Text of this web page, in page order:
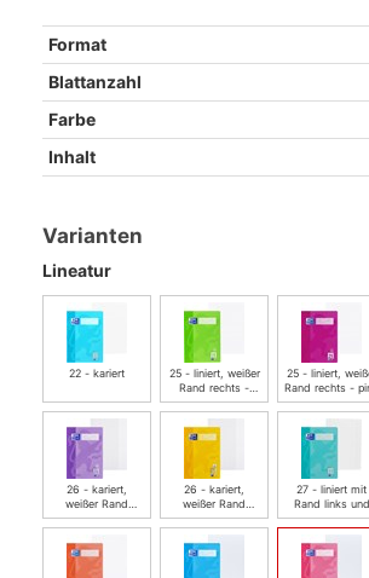
Format
Blattanzahl
Farbe
Inhalt
Varianten
Lineatur
22 - kariert
25 - liniert, weißer
Rand rechts -
grasgrün
25 - liniert,
Rand rechts -
26 - kariert,
weißer Rand
rechts - flieder
26 - kariert,
weißer Rand
rechts -
sonnengelb
27 - liniert mit
Rand links und
rechts - aqua